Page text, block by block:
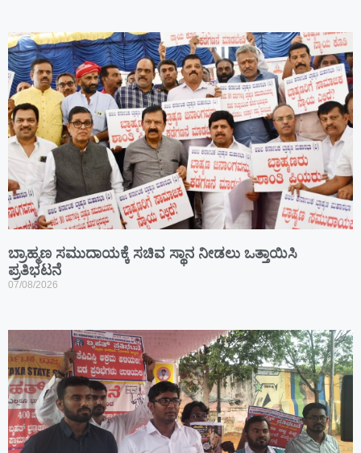
ಬ್ರಾಹ್ಮಣ ಸಮುದಾಯಕ್ಕೆ ಸಚಿವ ಸ್ಥಾನ ನೀಡಲು ಒತ್ತಾಯಿಸಿ
ಪ್ರತಿಭಟನೆ
07/08/2026